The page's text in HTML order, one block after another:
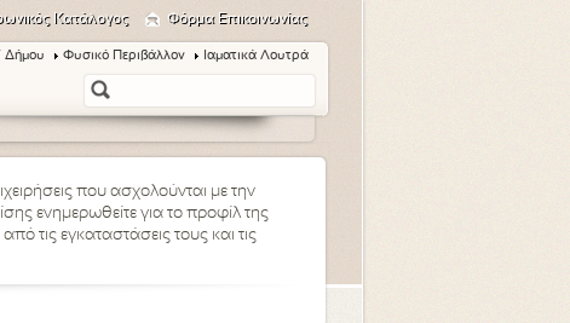
Κατάλογος Φόρμα Επικοινωνίας
Δήμου Φυσικό Περιβάλλον Ιαματικά Λουτρά
που ασχολούνται με την
ενημερωθείτε για το προφίλ της
τις εγκαταστάσεις τους και τις